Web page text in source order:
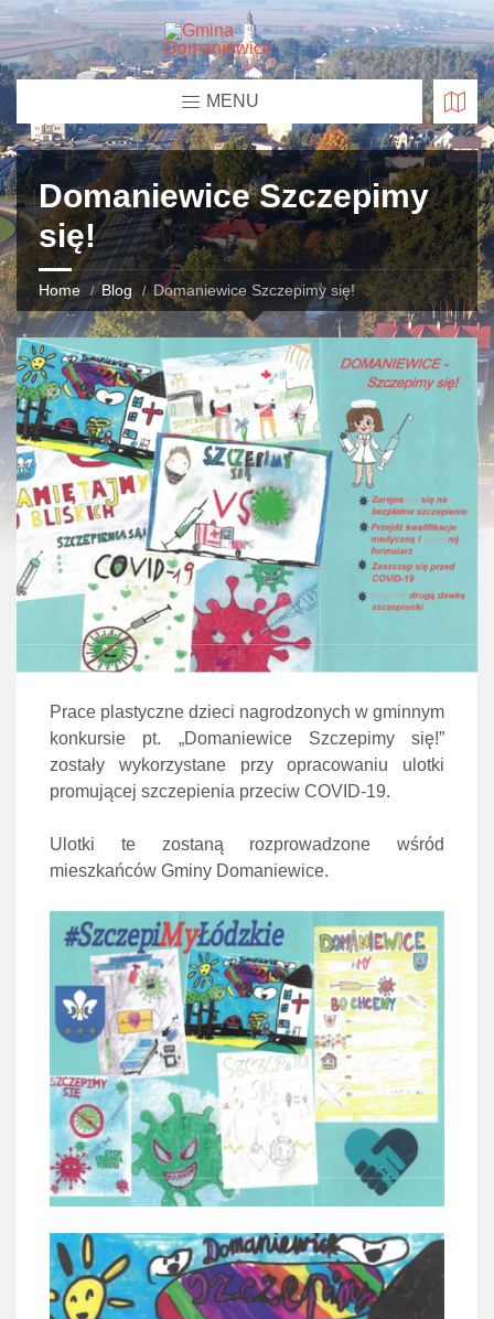
MENU
Domaniewice Szczepimy
się!
Home Blog Domaniewice Szczepimy się!
Prace plastyczne dzieci nagrodzonych w gminnym
konkursie pt. „Domaniewice Szczepimy się!”
zostały wykorzystane przy opracowaniu ulotki
promującej szczepienia przeciw COVID-19.
Ulotki te zostaną rozprowadzone wśród
mieszkańców Gminy Domaniewice.